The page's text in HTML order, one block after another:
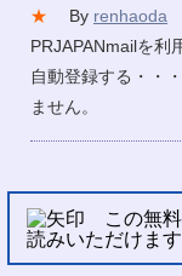
★ By renhaoda
PRJAPANmailを利
自動登録する・・
ません。
この無料
読みいただけます